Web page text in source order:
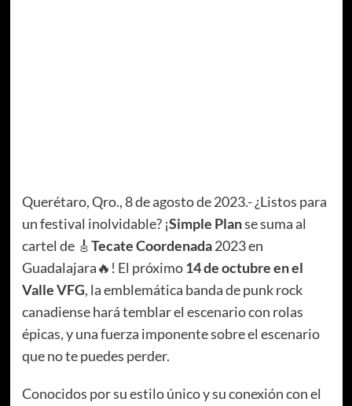
Querétaro, Qro., 8 de agosto de 2023.- ¿Listos para
un festival inolvidable? ¡Simple Planse suma al
cartel de 🎸Tecate Coordenada2023 en
Guadalajara🔥! El próximo14 de octubre en el
Valle VFG, la emblemática banda de punk rock
canadiense hará temblar el escenario con rolas
épicas, y una fuerza imponente sobre el escenario
que no te puedes perder.
Conocidos por su estilo único y su conexión con el